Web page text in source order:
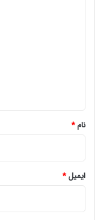
نام*
ایمیل*